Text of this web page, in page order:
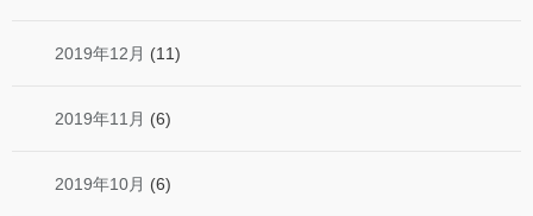
2019年12月 (11)
2019年11月 (6)
2019年10月 (6)